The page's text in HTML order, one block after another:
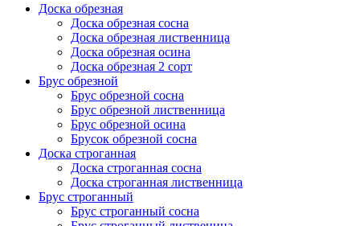
Доска обрезная
Доска обрезная сосна
Доска обрезная лиственница
Доска обрезная осина
Доска обрезная 2 сорт
Брус обрезной
Брус обрезной сосна
Брус обрезной лиственница
Брус обрезной осина
Брусок обрезной сосна
Доска строганная
Доска строганная сосна
Доска строганная лиственница
Брус строганный
Брус строганный сосна